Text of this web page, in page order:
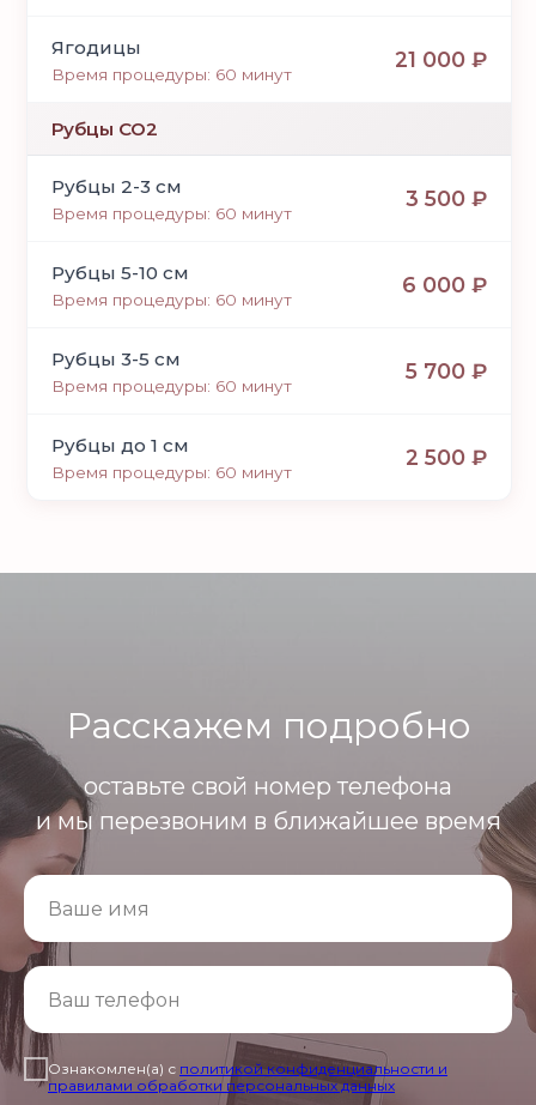
Ягодицы
Время процедуры: 60 минут
21 000 ₽
Рубцы СО2
Рубцы 2-3 см
Время процедуры: 60 минут
3 500 ₽
Рубцы 5-10 см
Время процедуры: 60 минут
6 000 ₽
Рубцы 3-5 см
Время процедуры: 60 минут
5 700 ₽
Рубцы до 1 см
Время процедуры: 60 минут
2 500 ₽
Расскажем подробно
оставьте свой номер телефона
и мы перезвоним в ближайшее время
Ознакомлен(а) с политикой конфиденциальности и
правилами обработки персональных данных